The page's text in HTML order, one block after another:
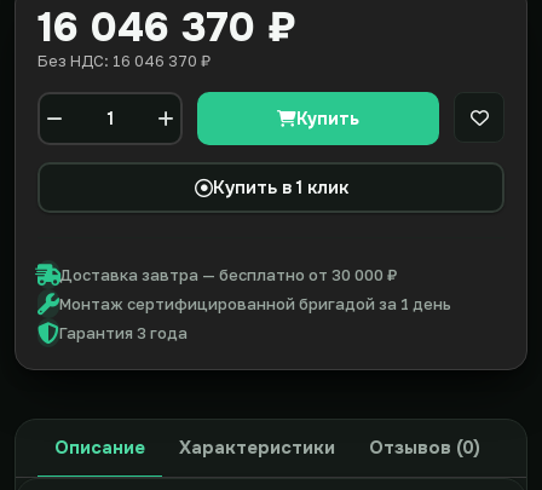
16 046 370 ₽
Без НДС: 16 046 370 ₽
Количество
Купить В
Купить в 1 клик
Доставка завтра — бесплатно от 30 000 ₽
Монтаж сертифицированной бригадой за 1 день
Гарантия 3 года
Описание Характеристики Отзывов (0)